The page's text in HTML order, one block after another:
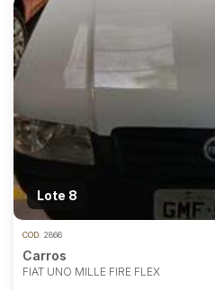
Lote 8
COD. 2866
Carros
FIAT UNO MILLE FIRE FLEX